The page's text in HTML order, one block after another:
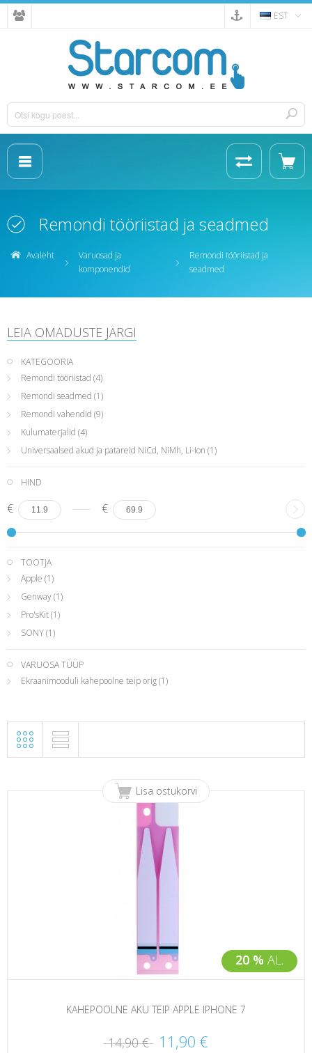
EST
Remondi tööriistad ja seadmed
Avaleht
Varuosad ja
komponendid
Remondi tööriistad ja
seadmed
LEIA OMADUSTE JÄRGI
KATEGOORIA
Rеmondi tööriistad (4)
Remondi seadmed (1)
Remondi vahendid (9)
Kulumaterjalid (4)
Universaalsed akud ja patareid NiCd, NiMh, Li-Ion (1)
HIND
€ €
TOOTJA
Apple (1)
Genway(1)
Pro'sKit(1)
SONY(1)
VARUOSA TÜÜP
Ekraanimooduli kahepoolne teip orig(1)
20 % AL.
Lisa ostukorvi
KAHEPOOLNE AKU TEIP APPLE IPHONE 7
14,90 € 11,90 €